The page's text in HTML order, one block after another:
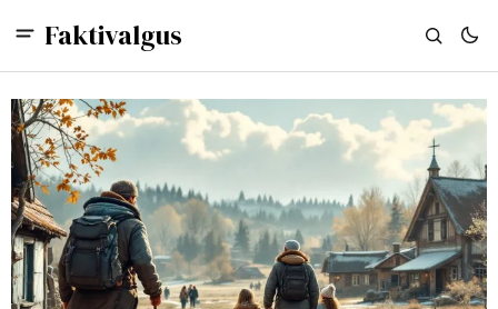
Faktivalgus